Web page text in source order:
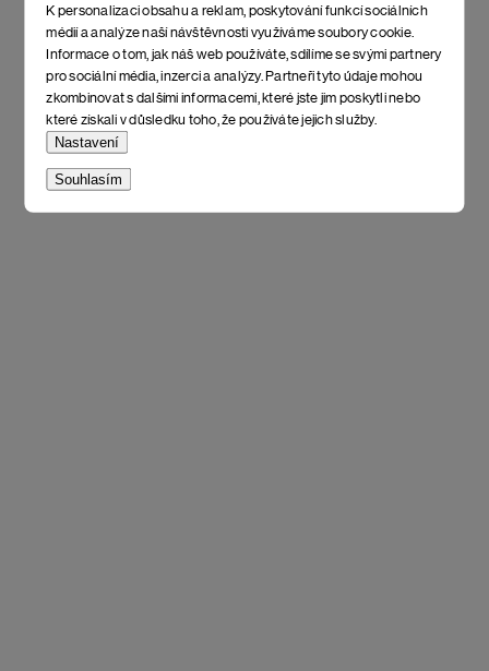
K personalizaci obsahu a reklam, poskytování funkcí sociálních
médií a analýze naší návštěvnosti využíváme soubory cookie.
Informace o tom, jak náš web používáte, sdílíme se svými partnery
pro sociální média, inzerci a analýzy. Partneři tyto údaje mohou
zkombinovat s dalšími informacemi, které jste jim poskytli nebo
které získali v důsledku toho, že používáte jejich služby.
Nastavení
Souhlasím